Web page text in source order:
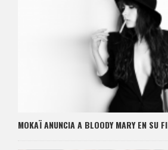
MOKAÏ ANUNCIA A BLOODY MARY EN SU